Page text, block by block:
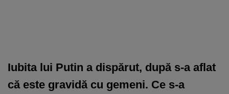
Iubita lui Putin a dispărut, după s-a aflat
că este gravidă cu gemeni. Ce s-a